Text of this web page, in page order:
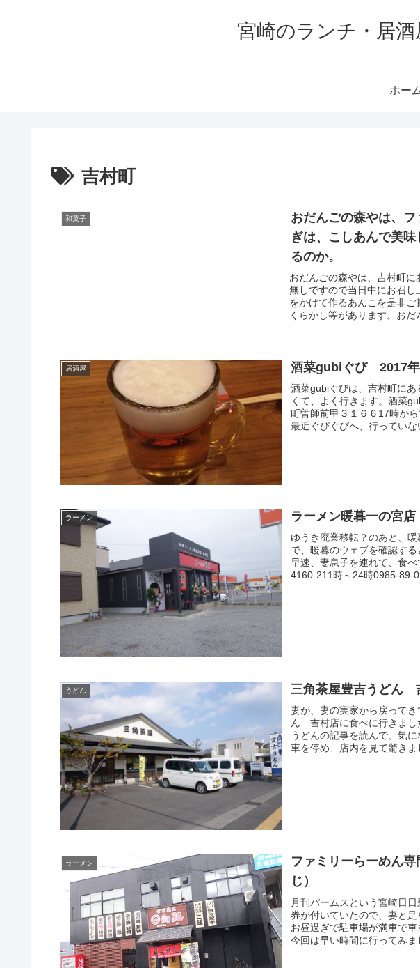
宮崎のランチ・居
ホー
吉村町
和菓子
おだんごの森やは、
ぎは、こしあんで美
るのか。
おだんごの森やは、吉村町
無しですので当日中にお召
をかけて作るあんこを是非
くらかし等があります。おだ
居酒屋 酒菜gubiぐび 2017
酒菜gubiぐびは、吉村町に
くて、よく行きます。酒菜
町曽師前甲３１６６17時か
最近ぐびぐびへ、行っていな
ラーメン ラーメン暖暮一の宮店
ゆうき廃業移転？のあと、
で、暖暮のウェブを確認す
早速、妻息子を連れて、食
4160-211時～24時0985-89-
うどん 三角茶屋豊吉うどん
妻が、妻の実家から戻って
ん 吉村店に食べに行きまし
うどんの記事を読んで、気
車を停め、店内を見て驚きま
ラーメン
ファミリーらーめん
じ）
月刊パームスという宮崎日
券が付いていたので、妻と
お昼過ぎで駐車場が満車で
今回は早い時間に行ってみま